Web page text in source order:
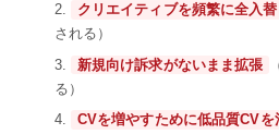
クリエイティブを頻繁に全入替
される）
新規向け訴求がないまま拡張
る）
CVを増やすために低品質CVを